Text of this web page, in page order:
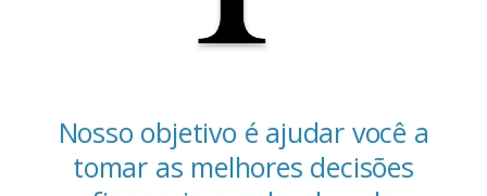
Nosso objetivo é ajudar você a
tomar as melhores decisões